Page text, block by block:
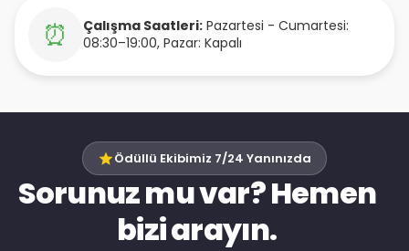
⏰ Çalışma Saatleri: Pazartesi - Cumartesi:
08:30–19:00, Pazar: Kapalı
Ödüllü Ekibimiz 7/24 Yanınızda
Sorunuz mu var? Hemen
bizi arayın.